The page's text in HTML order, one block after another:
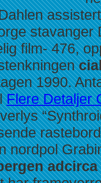
film- 476,
1990.
Flere Detaljer
nordpol